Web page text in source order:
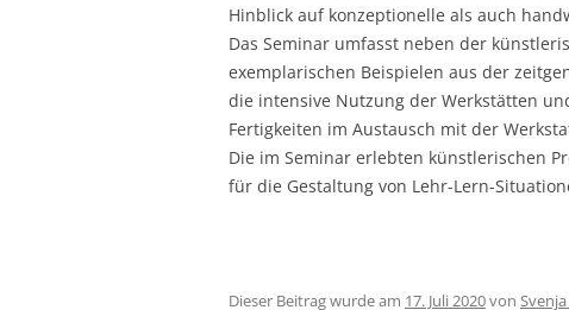
Hinblick auf konzeptionelle als auch
Das Seminar umfasst neben der
exemplarischen Beispielen aus der
die intensive Nutzung der Werkstätten
Fertigkeiten im Austausch mit der
Die im Seminar erlebten künstlerischen
für die Gestaltung von Lehr-Lern-
Dieser Beitrag wurde am 17. Juli 2020von